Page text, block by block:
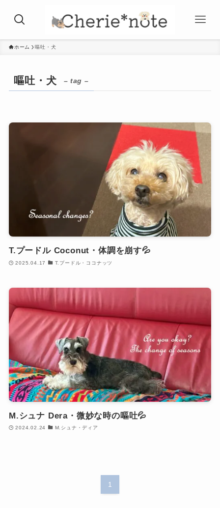
ホーム 嘔吐・犬
嘔吐・犬 – tag –
T.プードル Coconut・体調を崩す💦
2025.04.17 T.プードル・ココナッツ
M.シュナ Dera・微妙な時の嘔吐💦
2024.02.24 M.シュナ・ディア
1